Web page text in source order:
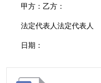
甲方：乙方：
法定代表人法定代表人
日期：